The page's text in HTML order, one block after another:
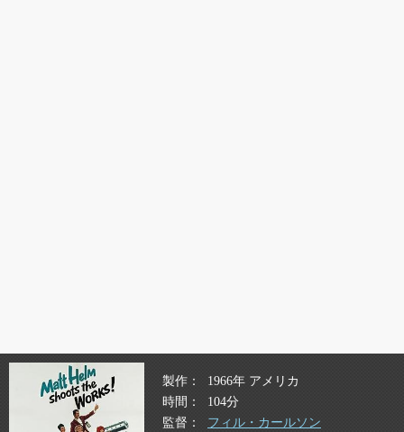
製作
1966年 アメリカ
時間
104分
監督
フィル・カールソン